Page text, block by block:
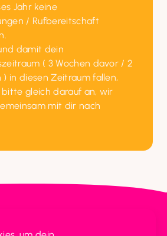
Jahr keine
/ Rufbereitschaft
damit dein
( 3 Wochen davor / 2
) in diesen Zeitraum fallen,
gleich darauf an, wir
mit dir nach